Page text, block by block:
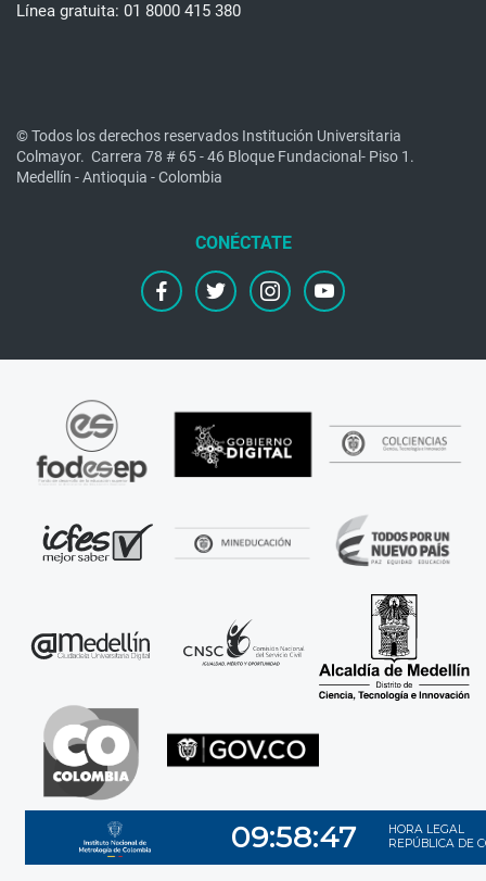
Línea gratuita: 01 8000 415 380
© Todos los derechos reservados Institución Universitaria
Colmayor. Carrera 78 # 65 - 46 Bloque Fundacional- Piso 1.
Medellín - Antioquia - Colombia
facebooktwitter instagramyoutube